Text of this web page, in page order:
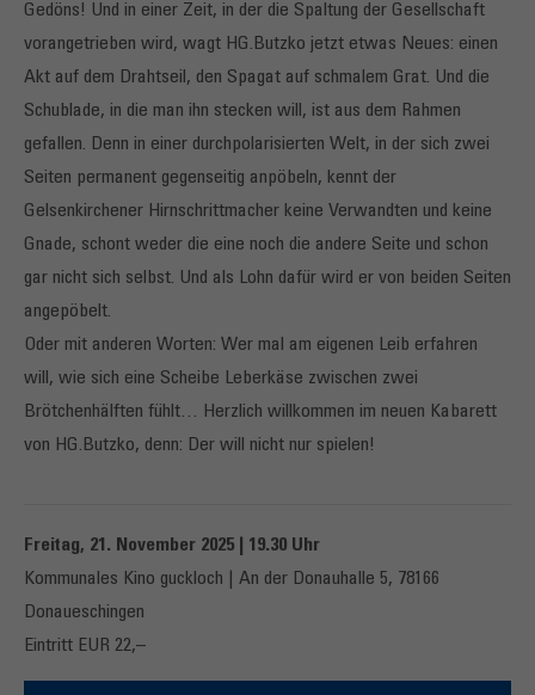
Gedöns! Und in einer Zeit, in der die Spaltung der Gesellschaft
vorangetrieben wird, wagt HG.Butzko jetzt etwas Neues: einen
Akt auf dem Drahtseil, den Spagat auf schmalem Grat. Und die
Schublade, in die man ihn stecken will, ist aus dem Rahmen
gefallen. Denn in einer durchpolarisierten Welt, in der sich zwei
Seiten permanent gegenseitig anpöbeln, kennt der
Gelsenkirchener Hirnschrittmacher keine Verwandten und keine
Gnade, schont weder die eine noch die andere Seite und schon
gar nicht sich selbst. Und als Lohn dafür wird er von beiden Seiten
angepöbelt.
Oder mit anderen Worten: Wer mal am eigenen Leib erfahren
will, wie sich eine Scheibe Leberkäse zwischen zwei
Brötchenhälften fühlt… Herzlich willkommen im neuen Kabarett
von HG.Butzko, denn: Der will nicht nur spielen!
Freitag, 21. November 2025 | 19.30 Uhr
Kommunales Kino guckloch | An der Donauhalle 5, 78166
Donaueschingen
Eintritt EUR 22,–